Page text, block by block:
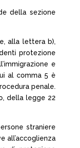
della sezione
alla lettera b),
protezione
e
al comma 5 è
penale.
della legge 22
straniere
all’accoglienza